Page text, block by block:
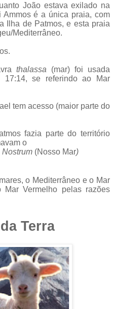
João estava exilado na
é a única praia, com
Ilha de Patmos, e esta praia
Mediterrâneo.
thalassa (mar) foi usada
se referindo ao Mar
tem acesso (maior parte do
fazia parte do território
o
Nostrum (Nosso Mar)
o Mediterrâneo e o Mar
Mar Vermelho pelas razões
Terra